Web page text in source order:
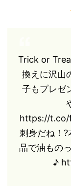
Trick or
換えに沢山
子もプレゼ
https://t.co/
刺身だね！
品で油もの
♪